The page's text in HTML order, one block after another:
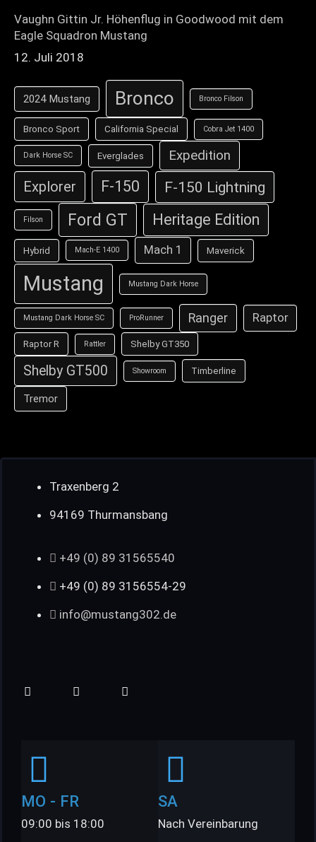
Vaughn Gittin Jr. Höhenflug in Goodwood mit dem
Eagle Squadron Mustang
12. Juli 2018
2024 Mustang Bronco Bronco Filson
Bronco Sport California Special Cobra Jet 1400
Dark Horse SC Everglades Expedition
Explorer F-150 F-150 Lightning
Filson Ford GT Heritage Edition
Hybrid Mach-E 1400 Mach 1 Maverick
Mustang Mustang Dark Horse
Mustang Dark Horse SC ProRunner Ranger Raptor
Raptor R Rattler Shelby GT350
Shelby GT500 Showroom Timberline
Tremor
Traxenberg 2
94169 Thurmansbang
+49 (0) 89 31565540
+49 (0) 89 3156554-29
info@mustang302.de
MO - FR
09:00 bis 18:00
SA
Nach Vereinbarung